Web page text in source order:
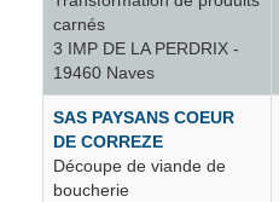
Hautefage
Illiers-l'Évêque
Jugeals-Nazareth
carnés
3 IMP DE LA PERDRIX -
19460 Naves
SAS PAYSANS COEUR
DE CORREZE
Découpe de viande de
boucherie